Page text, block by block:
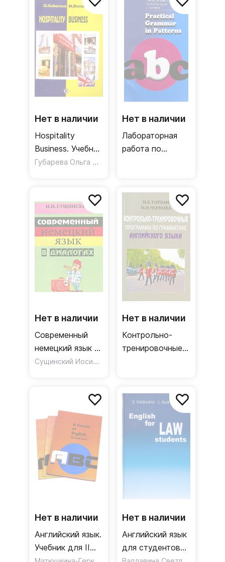
Нет в наличии
Hospitality
Business. Учебное
пособие
Губарева Ольга Николаевна
Нет в наличии
Лабораторная
работа по
английского
языка для 1
курса
филологических
факультетов
Нет в наличии
Современный
немецкий язык в
диалогах.
соответствия
Сущинский Иосиф Иванович
Нет в наличии
Контрольно-
тренировочные
языка. Учебное
пособие
Нет в наличии
Английский язык.
Учебник для II
Нет в наличии
Английский язык
для студентов